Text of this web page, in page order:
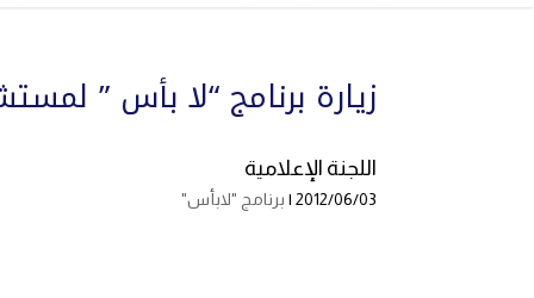
زيارة برنامج “لا بأس ”
اللجنة الإعلامية
2012/06/03 | برنامج "لابأس"